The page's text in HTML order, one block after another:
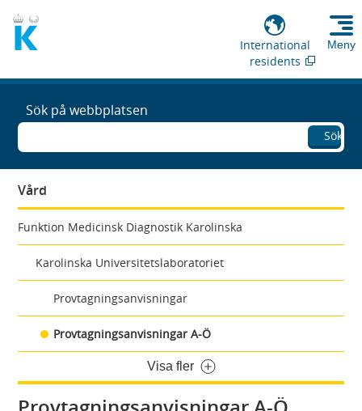
International
residents
Meny
Sök på webbplatsen
Sök
Vård
Funktion Medicinsk Diagnostik Karolinska
Karolinska Universitetslaboratoriet
Provtagningsanvisningar
Provtagningsanvisningar A-Ö
Visa fler